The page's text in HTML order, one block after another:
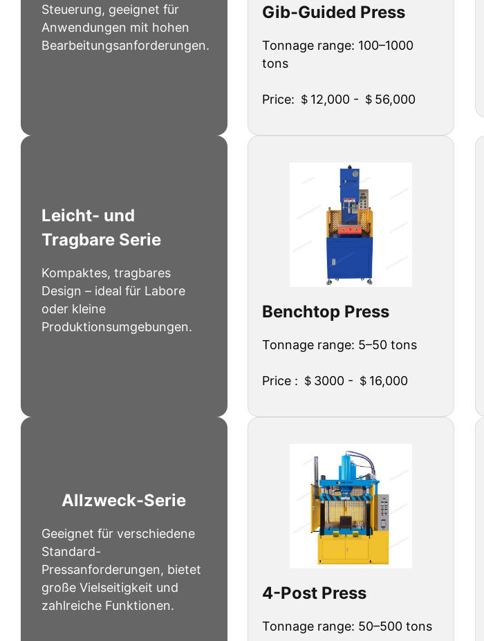
Steuerung, geeignet für
Anwendungen mit hohen
Bearbeitungsanforderungen.
Gib-Guided Press
Tonnage range: 100–1000
tons
Price: ＄12,000 - ＄56,000
Leicht- und
Tragbare Serie
Kompaktes, tragbares
Design – ideal für Labore
oder kleine
Produktionsumgebungen.
Benchtop Press
Tonnage range: 5–50 tons
Price : ＄3000 - ＄16,000
Allzweck-Serie
Geeignet für verschiedene
Standard-
Pressanforderungen, bietet
große Vielseitigkeit und
zahlreiche Funktionen.
4-Post Press
Tonnage range: 50–500 tons